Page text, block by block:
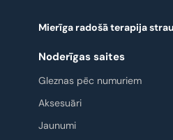
Mierīga radošā terapija
Noderīgas saites
Gleznas pēc numuriem
Aksesuāri
Jaunumi